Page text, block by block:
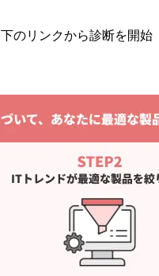
のリンクから診断を開始